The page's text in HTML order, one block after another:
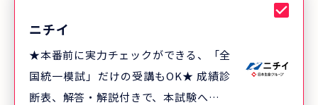
ニチイ
★本番前に実力チェックができる、「全
国統一模試」だけの受講もOK★ 成績診
断表、解答・解説付きで、本試験への準